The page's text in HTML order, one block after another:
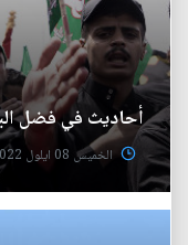
أحاديث في فضل
الخميس 08 ايلول 2022